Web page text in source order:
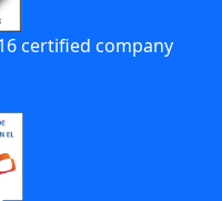
certified company